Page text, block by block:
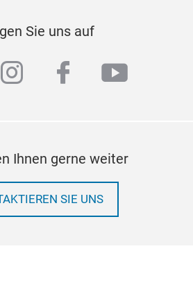
Sie uns auf
instagram
facebook
Ihnen gerne weiter
SIE UNS